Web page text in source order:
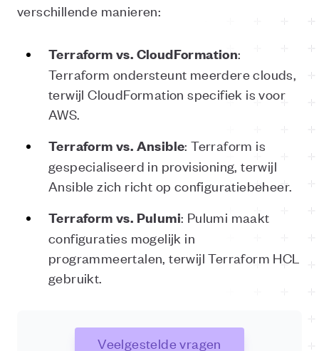
verschillende manieren:
Terraform vs. CloudFormation:
Terraform ondersteunt meerdere clouds,
terwijl CloudFormation specifiek is voor
AWS.
Terraform vs. Ansible: Terraform is
gespecialiseerd in provisioning, terwijl
Ansible zich richt op configuratiebeheer.
Terraform vs. Pulumi: Pulumi maakt
configuraties mogelijk in
programmeertalen, terwijl Terraform HCL
gebruikt.
Veelgestelde vragen